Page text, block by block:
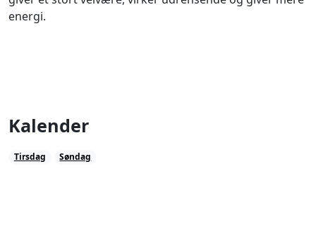
energi.
Kalender
Tirsdag Søndag